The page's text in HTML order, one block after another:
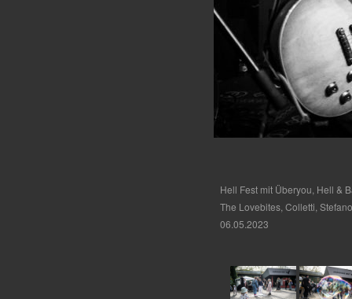
Hell Fest mit Überyou, Hell &
The Lovebites, Colletti,
06.05.2023